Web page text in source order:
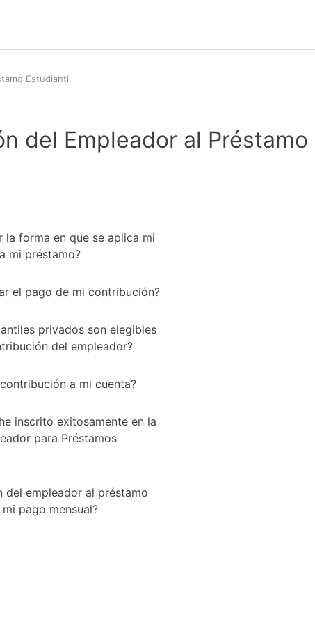
Estudiantil
del Empleador al
la forma en que se aplica mi
mi préstamo?
el pago de mi contribución?
privados son elegibles
del empleador?
a mi cuenta?
inscrito exitosamente en la
para Préstamos
del empleador al préstamo
pago mensual?